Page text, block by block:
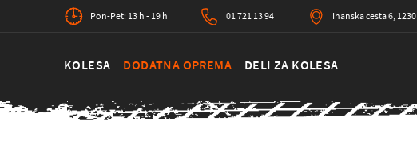
Pon-Pet: 13 h - 19 h 01 721 13 94 Ihanska cesta 6,
KOLESA DODATNA OPREMA DELI ZA KOLESA